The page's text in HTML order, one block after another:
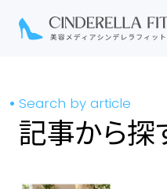
Search by article
記事から探